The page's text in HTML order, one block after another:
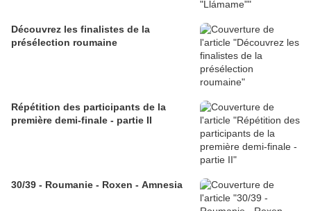
Découvrez les finalistes de la
présélection roumaine
Répétition des participants de la
première demi-finale - partie II
30/39 - Roumanie - Roxen - Amnesia